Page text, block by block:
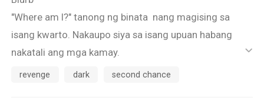
"Where am I?" tanong ng binata nang magising sa
isang kwarto. Nakaupo siya sa isang upuan habang
nakatali ang mga kamay.
Napaingit ang binata matapos makaramdam ng kirot
ic_default
revenge dark second chance